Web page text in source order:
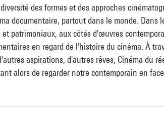
des formes et des approches
documentaire, partout dans le monde. Dans
patrimoniaux, aux côtés d'œuvres
en regard de l'histoire du cinéma. À
aspirations, d'autres rêves, Cinéma du
alors de regarder notre contemporain en face.